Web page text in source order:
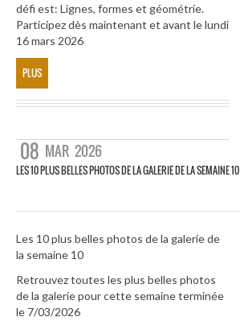
défi est: Lignes, formes et géométrie.
Participez dès maintenant et avant le lundi
16 mars 2026
PLUS
08 MAR 2026
LES 10 PLUS BELLES PHOTOS DE LA GALERIE DE LA SEMAINE 10
Les 10 plus belles photos de la galerie de
la semaine 10
Retrouvez toutes les plus belles photos
de la galerie pour cette semaine terminée
le 7/03/2026